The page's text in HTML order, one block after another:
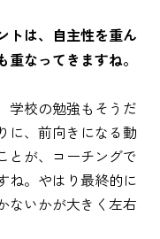
は、自主性を重ん
なってきますね。
学校の勉強もそうだ
に、前向きになる動
とが、コーチングで
ね。やはり最終的に
ないかが大きく左右